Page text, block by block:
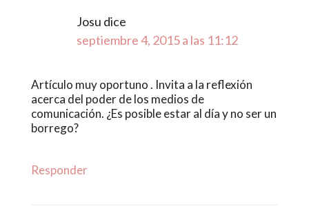
Josu dice
septiembre 4, 2015 a las 11:12
Artículo muy oportuno . Invita a la reflexión
acerca del poder de los medios de
comunicación. ¿Es posible estar al día y no ser un
borrego?
Responder